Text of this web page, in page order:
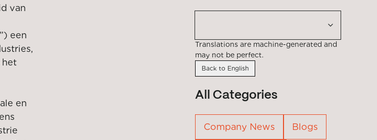
van
een
het
en
Translations are machine-generated and
may not be perfect.
Back to English
All Categories
Company News Blogs